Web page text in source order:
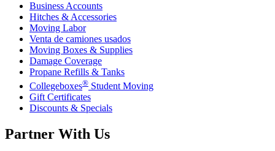
Business Accounts
Hitches & Accessories
Moving Labor
Venta de camiones usados
Moving Boxes & Supplies
Damage Coverage
Propane Refills & Tanks
Collegeboxes® Student Moving
Gift Certificates
Discounts & Specials
Partner With Us